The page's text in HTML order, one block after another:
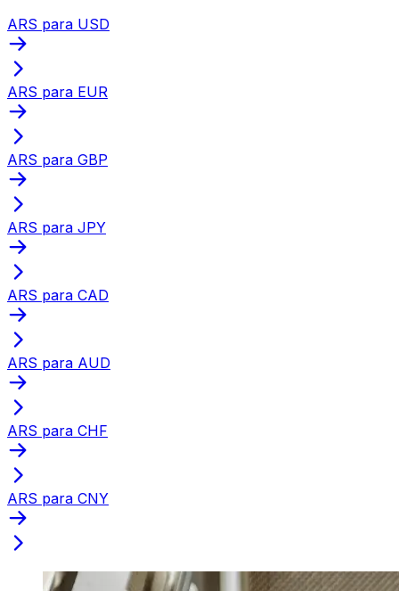
ARS para USD
ARS para EUR
ARS para GBP
ARS para JPY
ARS para CAD
ARS para AUD
ARS para CHF
ARS para CNY